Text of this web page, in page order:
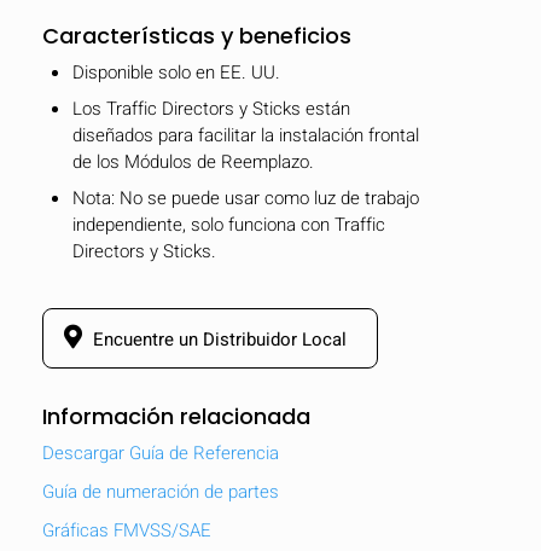
Características y beneficios
Disponible solo en EE. UU.
Los Traffic Directors y Sticks están
diseñados para facilitar la instalación frontal
de los Módulos de Reemplazo.
Nota: No se puede usar como luz de trabajo
independiente, solo funciona con Traffic
Directors y Sticks.
Encuentre un Distribuidor Local
Información relacionada
Descargar Guía de Referencia
Guía de numeración de partes
Gráficas FMVSS/SAE